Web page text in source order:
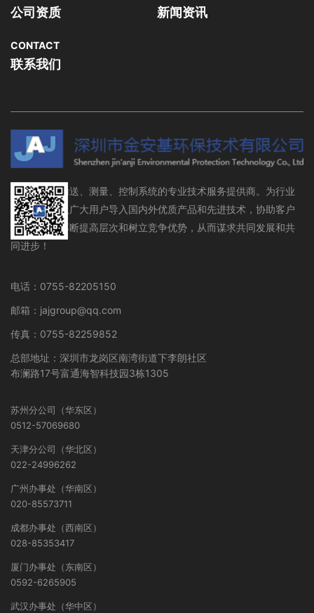
公司资质 新闻资讯
CONTACT
联系我们
流体存储、输送、测量、控制系统的专业技术服务提供商。为行业
设备制造商及广大用户导入国内外优质产品和先进技术，协助客户
在行业领域不断提高层次和树立竞争优势，从而谋求共同发展和共
同进步！
电话：0755-82205150
邮箱：jajgroup@qq.com
传真：0755-82259852
总部地址：深圳市龙岗区南湾街道下李朗社区
布澜路17号富通海智科技园3栋1305
苏州分公司（华东区）
0512-57069680
天津分公司（华北区）
022-24996262
广州办事处（华南区）
020-85573711
成都办事处（西南区）
028-85353417
厦门办事处（东南区）
0592-6265905
武汉办事处（华中区）